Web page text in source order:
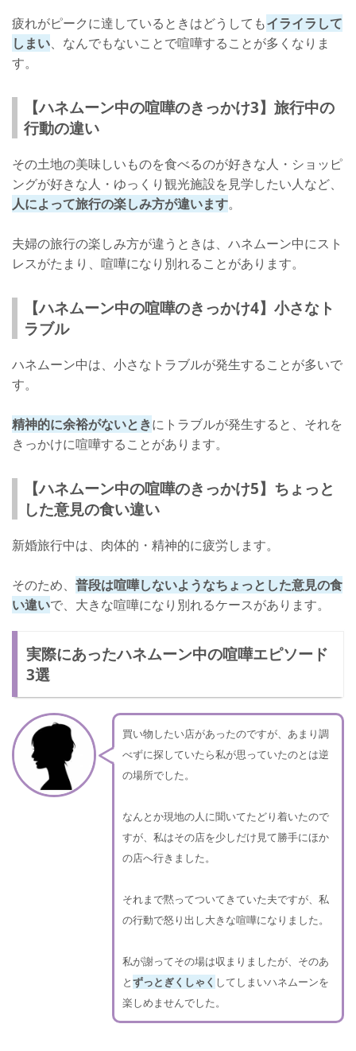
疲れがピークに達しているときはどうしてもイライラして
しまい、なんでもないことで喧嘩することが多くなりま
す。
【ハネムーン中の喧嘩のきっかけ3】旅行中の
行動の違い
その土地の美味しいものを食べるのが好きな人・ショッピ
ングが好きな人・ゆっくり観光施設を見学したい人など、
人によって旅行の楽しみ方が違います。
夫婦の旅行の楽しみ方が違うときは、ハネムーン中にスト
レスがたまり、喧嘩になり別れることがあります。
【ハネムーン中の喧嘩のきっかけ4】小さなト
ラブル
ハネムーン中は、小さなトラブルが発生することが多いで
す。
精神的に余裕がないときにトラブルが発生すると、それを
きっかけに喧嘩することがあります。
【ハネムーン中の喧嘩のきっかけ5】ちょっと
した意見の食い違い
新婚旅行中は、肉体的・精神的に疲労します。
そのため、 普段は喧嘩しないようなちょっとした意見の食
い違いで、大きな喧嘩になり別れるケースがあります。
実際にあったハネムーン中の喧嘩エピソード
3選
買い物したい店があったのですが、あまり調
べずに探していたら私が思っていたのとは逆
の場所でした。
なんとか現地の人に聞いてたどり着いたので
すが、私はその店を少しだけ見て勝手にほか
の店へ行きました。
それまで黙ってついてきていた夫ですが、私
の行動で怒り出し大きな喧嘩になりました。
私が謝ってその場は収まりましたが、そのあ
とずっとぎくしゃく してしまいハネムーンを
楽しめませんでした。